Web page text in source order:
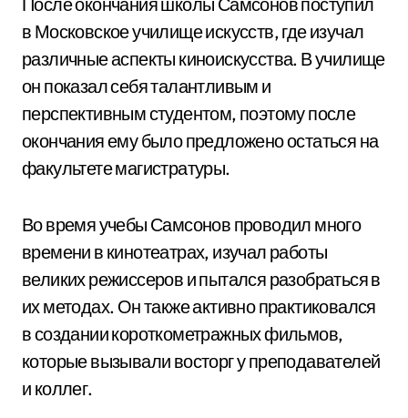
в Московское училище искусств, где изучал
различные аспекты киноискусства. В училище
он показал себя талантливым и
перспективным студентом, поэтому после
окончания ему было предложено остаться на
факультете магистратуры.
Во время учебы Самсонов проводил много
времени в кинотеатрах, изучал работы
великих режиссеров и пытался разобраться в
их методах. Он также активно практиковался
в создании короткометражных фильмов,
которые вызывали восторг у преподавателей
и коллег.